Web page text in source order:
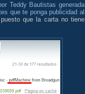
Teddy Bautistas generada
que te ponga publicidad al
que la carta no tiene